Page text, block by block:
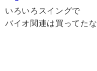
いろいろスイングで
バイオ関連は買ってたな